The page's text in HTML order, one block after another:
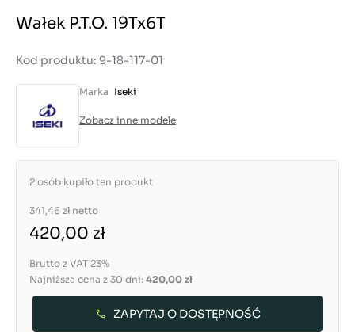
Wałek P.T.O. 19Tx6T
Kod produktu: 9-18-117-01
Marka Iseki
Zobacz inne modele
2 osób kupiło ten produkt
341,46 zł netto
420,00 zł
Brutto z VAT 23%
Najniższa cena z 30 dni: 420,00 zł
ZAPYTAJ O DOSTĘPNOŚĆ